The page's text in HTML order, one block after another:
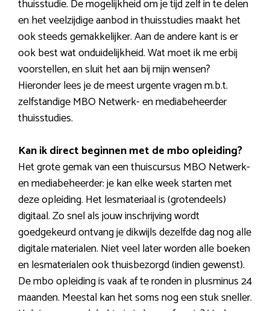
thuisstudie. De mogelijkheid om je tijd zelf in te delen
en het veelzijdige aanbod in thuisstudies maakt het
ook steeds gemakkelijker. Aan de andere kant is er
ook best wat onduidelijkheid. Wat moet ik me erbij
voorstellen, en sluit het aan bij mijn wensen?
Hieronder lees je de meest urgente vragen m.b.t.
zelfstandige MBO Netwerk- en mediabeheerder
thuisstudies.
Kan ik direct beginnen met de mbo opleiding?
Het grote gemak van een thuiscursus MBO Netwerk-
en mediabeheerder: je kan elke week starten met
deze opleiding. Het lesmateriaal is (grotendeels)
digitaal. Zo snel als jouw inschrijving wordt
goedgekeurd ontvang je dikwijls dezelfde dag nog alle
digitale materialen. Niet veel later worden alle boeken
en lesmaterialen ook thuisbezorgd (indien gewenst).
De mbo opleiding is vaak af te ronden in plusminus 24
maanden. Meestal kan het soms nog een stuk sneller.